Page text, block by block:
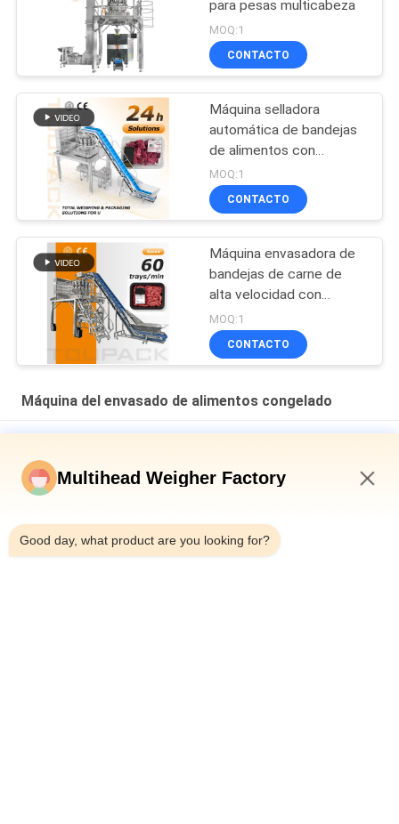
para pesas multicabeza
MOQ:1
CONTACTO
Máquina selladora
automática de bandejas
de alimentos con
pesadora multicabezal
para alta velocidad y
salida estable, pesaje
de aplicación
MOQ:1
CONTACTO
Máquina envasadora de
bandejas de carne de
alta velocidad con
pesador multicabezal de
tornillo para carne fresca
y procesada
MOQ:1
CONTACTO
Máquina del envasado de alimentos congelado
pesado multi-cabeza
Máquina automática de embalaje de carne de res, carne de
Multihead Weigher Factory
Good day, what product are you looking for?